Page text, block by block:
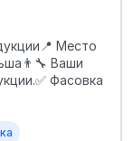
Место
Ваши
Фасовка